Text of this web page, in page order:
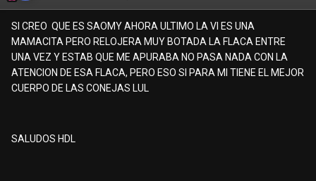
SI CREO QUE ES SAOMY AHORA ULTIMO LA VI ES UNA
MAMACITA PERO RELOJERA MUY BOTADA LA FLACA ENTRE
UNA VEZ Y ESTAB QUE ME APURABA NO PASA NADA CON LA
ATENCION DE ESA FLACA, PERO ESO SI PARA MI TIENE EL MEJOR
CUERPO DE LAS CONEJAS LUL
SALUDOS HDL